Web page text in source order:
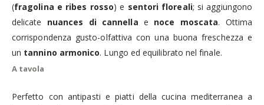
(fragolina e ribes rosso) e sentori floreali; si aggiungono
delicate nuances di cannella e noce moscata. Ottima
corrispondenza gusto-olfattiva con una buona freschezza e
un tannino armonico. Lungo ed equilibrato nel finale.
A tavola
Perfetto con antipasti e piatti della cucina mediterranea a